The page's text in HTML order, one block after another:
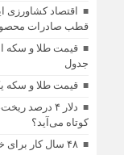
اقتصاد کشاورزی
قطب صادرات
جدول
قیمت طلا و سکه یکشنبه 18
کوتاه می‌آید؟
۴۸ سال کار برای خرید یک تویوتا کمری